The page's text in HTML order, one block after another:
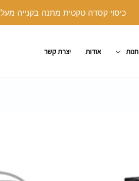
כיסוי קסדה טקטית מתנה בקנייה מעל 250 ש"ח. יש לצרף את הכיסוי לעגלת קניות ולהזין את הקוד קופון: COVER
חנות אודות יצרת קשר